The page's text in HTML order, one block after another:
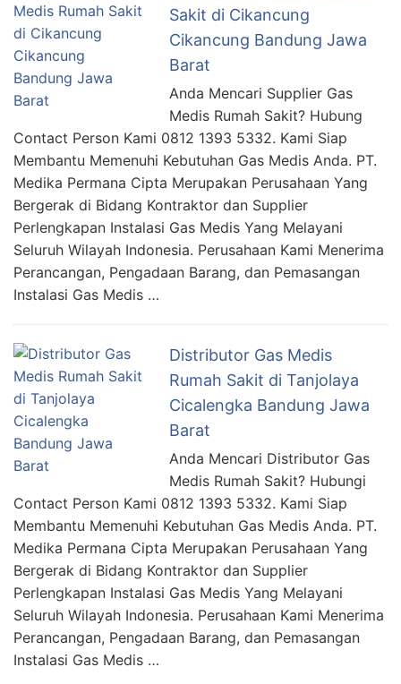
Sakit di Cikancung
Cikancung Bandung Jawa
Barat
Anda Mencari Supplier Gas
Medis Rumah Sakit? Hubung
Contact Person Kami 0812 1393 5332. Kami Siap
Membantu Memenuhi Kebutuhan Gas Medis Anda. PT.
Medika Permana Cipta Merupakan Perusahaan Yang
Bergerak di Bidang Kontraktor dan Supplier
Perlengkapan Instalasi Gas Medis Yang Melayani
Seluruh Wilayah Indonesia. Perusahaan Kami Menerima
Perancangan, Pengadaan Barang, dan Pemasangan
Instalasi Gas Medis …
Distributor Gas Medis
Rumah Sakit di Tanjolaya
Cicalengka Bandung Jawa
Barat
Anda Mencari Distributor Gas
Medis Rumah Sakit? Hubungi
Contact Person Kami 0812 1393 5332. Kami Siap
Membantu Memenuhi Kebutuhan Gas Medis Anda. PT.
Medika Permana Cipta Merupakan Perusahaan Yang
Bergerak di Bidang Kontraktor dan Supplier
Perlengkapan Instalasi Gas Medis Yang Melayani
Seluruh Wilayah Indonesia. Perusahaan Kami Menerima
Perancangan, Pengadaan Barang, dan Pemasangan
Instalasi Gas Medis …